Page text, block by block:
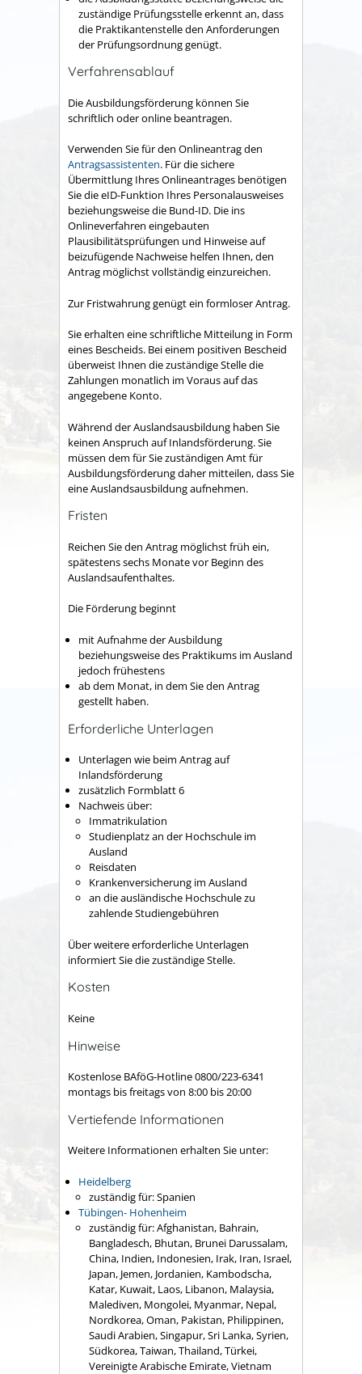
zuständige Prüfungsstelle erkennt an, dass
die Praktikantenstelle den Anforderungen
der Prüfungsordnung genügt.
Verfahrensablauf
Die Ausbildungsförderung können Sie
schriftlich oder online beantragen.
Verwenden Sie für den Onlineantrag den
Antragsassistenten. Für die sichere
Übermittlung Ihres Onlineantrages benötigen
Sie die eID-Funktion Ihres Personalausweises
beziehungsweise die Bund-ID. Die ins
Onlineverfahren eingebauten
Plausibilitätsprüfungen und Hinweise auf
beizufügende Nachweise helfen Ihnen, den
Antrag möglichst vollständig einzureichen.
Zur Fristwahrung genügt ein formloser Antrag.
Sie erhalten eine schriftliche Mitteilung in Form
eines Bescheids. Bei einem positiven Bescheid
überweist Ihnen die zuständige Stelle die
Zahlungen monatlich im Voraus auf das
angegebene Konto.
Während der Auslandsausbildung haben Sie
keinen Anspruch auf Inlandsförderung. Sie
müssen dem für Sie zuständigen Amt für
Ausbildungsförderung daher mitteilen, dass Sie
eine Auslandsausbildung aufnehmen.
Fristen
Reichen Sie den Antrag möglichst früh ein,
spätestens sechs Monate vor Beginn des
Auslandsaufenthaltes.
Die Förderung beginnt
mit Aufnahme der Ausbildung
beziehungsweise des Praktikums im Ausland
jedoch frühestens
ab dem Monat, in dem Sie den Antrag
gestellt haben.
Erforderliche Unterlagen
Unterlagen wie beim Antrag auf
Inlandsförderung
zusätzlich Formblatt 6
Nachweis über:
Immatrikulation
Studienplatz an der Hochschule im
Ausland
Reisdaten
Krankenversicherung im Ausland
an die ausländische Hochschule zu
zahlende Studiengebühren
Über weitere erforderliche Unterlagen
informiert Sie die zuständige Stelle.
Kosten
Keine
Hinweise
Kostenlose BAföG-Hotline 0800/223-6341
montags bis freitags von 8:00 bis 20:00
Vertiefende Informationen
Weitere Informationen erhalten Sie unter:
Heidelberg
zuständig für: Spanien
Tübingen- Hohenheim
zuständig für: Afghanistan, Bahrain,
Bangladesch, Bhutan, Brunei Darussalam,
China, Indien, Indonesien, Irak, Iran, Israel,
Japan, Jemen, Jordanien, Kambodscha,
Katar, Kuwait, Laos, Libanon, Malaysia,
Malediven, Mongolei, Myanmar, Nepal,
Nordkorea, Oman, Pakistan, Philippinen,
Saudi Arabien, Singapur, Sri Lanka, Syrien,
Südkorea, Taiwan, Thailand, Türkei,
Vereinigte Arabische Emirate, Vietnam